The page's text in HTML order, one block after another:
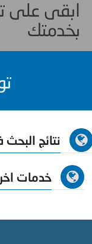
ابقى على
بخدمتك
نتائج
خدمات